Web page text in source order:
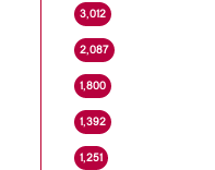
3٬012
2٬087
1٬800
1٬392
1٬251